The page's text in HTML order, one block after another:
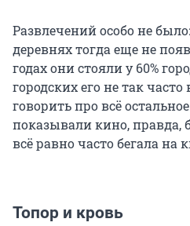
Развлечений особо не
деревнях тогда еще не
годах они стояли у 60%
городских его не так
говорить про всё
показывали кино, правда,
всё равно часто бегала на
Топор и кровь